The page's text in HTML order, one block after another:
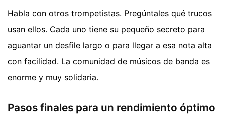
Habla con otros trompetistas. Pregúntales qué trucos
usan ellos. Cada uno tiene su pequeño secreto para
aguantar un desfile largo o para llegar a esa nota alta
con facilidad. La comunidad de músicos de banda es
enorme y muy solidaria.
Pasos finales para un rendimiento óptimo